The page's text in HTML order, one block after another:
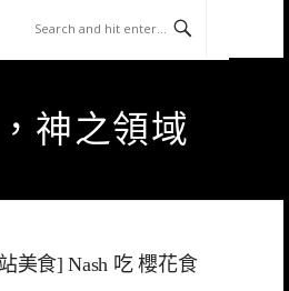
神之領域
美食] Nash 吃 櫻花食